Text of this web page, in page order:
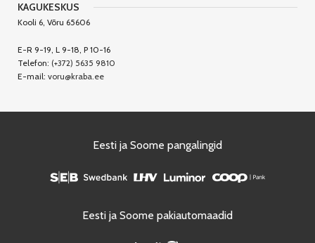
KAGUKESKUS
Kooli 6, Võru 65606
E-R 9-19, L 9-18, P 10-16
Telefon: (+372) 5635 9810
E-mail: voru@kraba.ee
Eesti ja Soome pangalingid
Eesti ja Soome pakiautomaadid